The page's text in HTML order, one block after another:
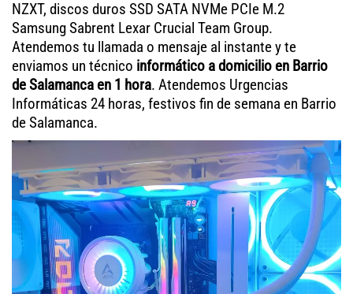
NZXT, discos duros SSD SATA NVMe PCIe M.2
Samsung Sabrent Lexar Crucial Team Group.
Atendemos tu llamada o mensaje al instante y te
enviamos un técnico informático a domicilio en Barrio
de Salamanca en 1 hora. Atendemos Urgencias
Informáticas 24 horas, festivos fin de semana en Barrio
de Salamanca.